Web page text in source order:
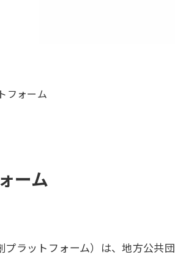
フォーム
ーム
ラットフォーム）は、地方公